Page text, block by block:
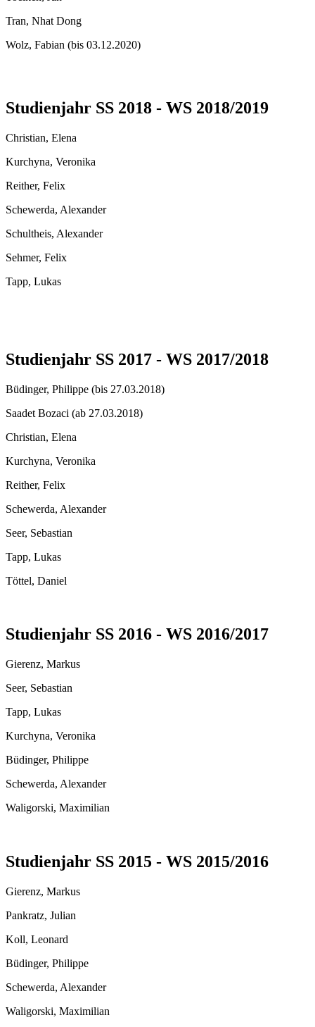
Tran, Nhat Dong
Wolz, Fabian (bis 03.12.2020)
Studienjahr SS 2018 - WS 2018/2019
Christian, Elena
Kurchyna, Veronika
Reither, Felix
Schewerda, Alexander
Schultheis, Alexander
Sehmer, Felix
Tapp, Lukas
Studienjahr SS 2017 - WS 2017/2018
Büdinger, Philippe (bis 27.03.2018)
Saadet Bozaci (ab 27.03.2018)
Christian, Elena
Kurchyna, Veronika
Reither, Felix
Schewerda, Alexander
Seer, Sebastian
Tapp, Lukas
Töttel, Daniel
Studienjahr SS 2016 - WS 2016/2017
Gierenz, Markus
Seer, Sebastian
Tapp, Lukas
Kurchyna, Veronika
Büdinger, Philippe
Schewerda, Alexander
Waligorski, Maximilian
Studienjahr SS 2015 - WS 2015/2016
Gierenz, Markus
Pankratz, Julian
Koll, Leonard
Büdinger, Philippe
Schewerda, Alexander
Waligorski, Maximilian